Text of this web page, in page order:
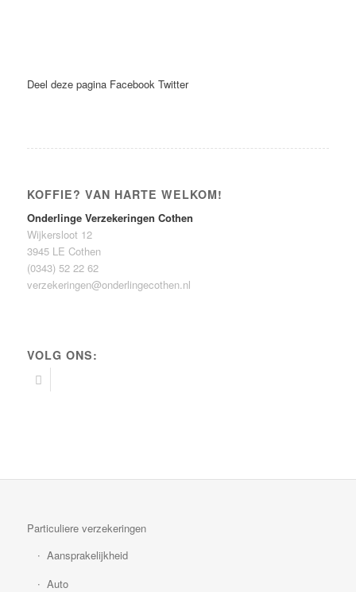
Deel deze pagina Facebook Twitter
KOFFIE? VAN HARTE WELKOM!
Onderlinge Verzekeringen Cothen
Wijkersloot 12
3945 LE Cothen
(0343) 52 22 62
verzekeringen@onderlingecothen.nl
VOLG ONS:
Particuliere verzekeringen
Aansprakelijkheid
Auto